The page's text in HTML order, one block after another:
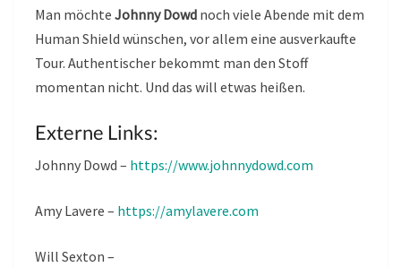
Man möchte Johnny Dowd noch viele Abende mit dem
Human Shield wünschen, vor allem eine ausverkaufte
Tour. Authentischer bekommt man den Stoff
momentan nicht. Und das will etwas heißen.
Externe Links:
Johnny Dowd – https://www.johnnydowd.com
Amy Lavere – https://amylavere.com
Will Sexton –